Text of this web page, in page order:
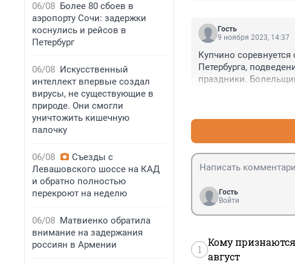
06/08 Более 80 сбоев в
аэропорту Сочи: задержки
коснулись и рейсов в
Петербург
06/08 Искусственный
интеллект впервые создал
вирусы, не существующие в
природе. Они смогли
уничтожить кишечную
палочку
06/08
Съезды с
Левашовского шоссе на КАД
и обратно полностью
перекроют на неделю
06/08 Матвиенко обратила
внимание на задержания
россиян в Армении
Гость
9 ноября 2023, 14:37
Купчино
Петербурга,
праздники.
Гость
Войти
1
Кому
август